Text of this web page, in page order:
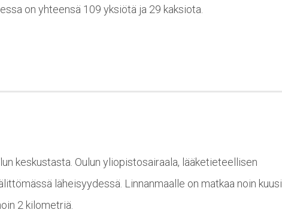
on yhteensä 109 yksiötä ja 29 kaksiota.
keskustasta. Oulun yliopistosairaala, lääketieteellisen
läheisyydessä. Linnanmaalle on matkaa noin kuusi
2 kilometriä.